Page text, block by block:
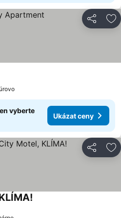
Sdílet
vyberte
Ukázat ceny
Sdílet